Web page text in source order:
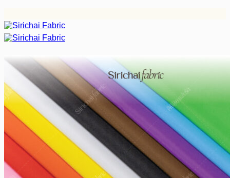
ไป
ยัง
หน้าหลัก
ผ้าสีพื้น
ผ้ากาว/ซับใน/เคมีปก
ผ้าดิบ
ผ้าสูท/เครื่องแบบ
อุปกรณ์อื่นๆ
บทความ